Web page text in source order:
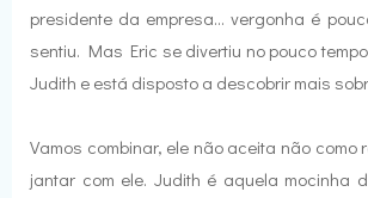
presidente da empresa... vergonha é
sentiu. Mas Eric se divertiu no pouco
Judith e está disposto a descobrir mais
Vamos combinar, ele não aceita não como
jantar com ele. Judith é aquela mocinha